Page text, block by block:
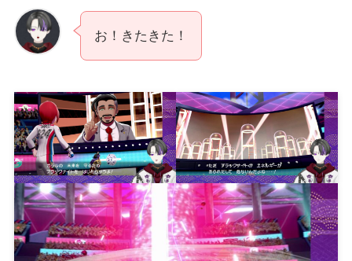
お！きたきた！